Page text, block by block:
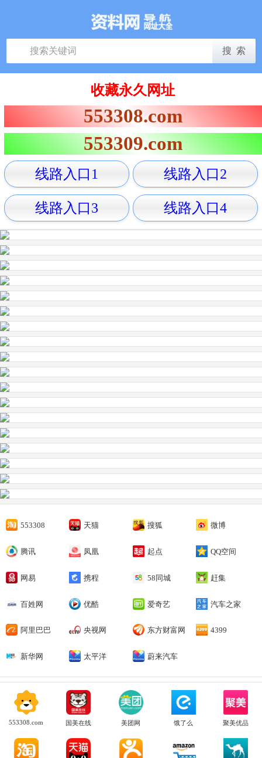
收藏永久网址
553308.com
553309.com
线路入口1 线路入口2
线路入口3 线路入口4
553308 天猫 搜狐 微博
腾讯 凤凰 起点 QQ空间
网易 携程 58同城 赶集
百姓网 优酷 爱奇艺 汽车之家
阿里巴巴 央视网 东方财富网 4399
新华网 太平洋 蔚来汽车
553308.com 国美在线 美团网 饿了么 聚美优品